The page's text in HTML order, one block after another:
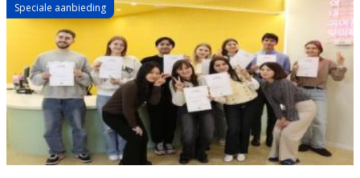
Speciale aanbieding